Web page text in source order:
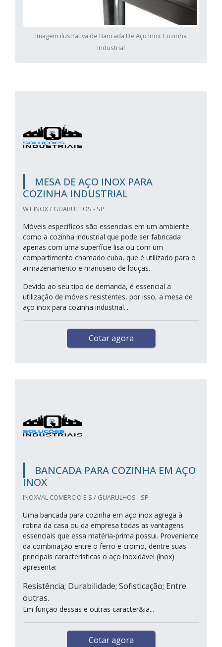
Imagem ilustrativa de Bancada De Aço Inox Cozinha
Industrial
MESA DE AÇO INOX PARA
COZINHA INDUSTRIAL
WT INOX / GUARULHOS - SP
Móveis específicos são essenciais em um ambiente
como a cozinha industrial que pode ser fabricada
apenas com uma superfície lisa ou com um
compartimento chamado cuba, que é utilizado para o
armazenamento e manuseio de louças.
Devido ao seu tipo de demanda, é essencial a
utilização de móveis resistentes, por isso, a mesa de
aço inox para cozinha industrial...
Cotar agora
BANCADA PARA COZINHA EM AÇO
INOX
INOXVAL COMERCIO E S / GUARULHOS - SP
Uma bancada para cozinha em aço inox agrega à
rotina da casa ou da empresa todas as vantagens
essenciais que essa matéria-prima possui. Proveniente
da combinação entre o ferro e cromo, dentre suas
principais características o aço inoxidável (inox)
apresenta:
Resistência; Durabilidade; Sofisticação; Entre
outras.
Em função dessas e outras caracter&ia...
Cotar agora